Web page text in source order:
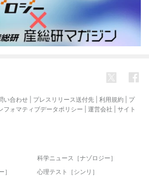
い合わせ プレスリリース送付先 利用規約
プ
フォマティブデータポリシー 運営会社
サイト
科学ニュース［ナゾロジー］
心理テスト［シンリ］